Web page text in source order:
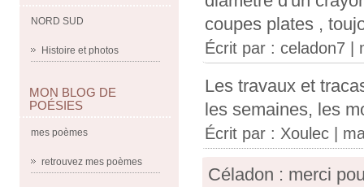
NORD SUD
Histoire et photos
MON BLOG DE
POÉSIES
mes poèmes
retrouvez mes poèmes
coupes plates ,
Écrit par : celadon7 |
Les travaux et
les semaines, les
Écrit par : Xoulec |
Céladon : merci